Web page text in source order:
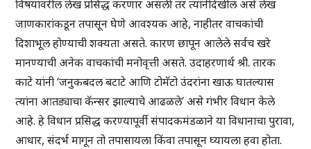
विषयांवरील लेख प्रसिद्ध करणार असली तर त्यांनीदेखील असे लेख
जाणकारांकडून तपासून घेणे आवश्यक आहे, नाहीतर वाचकांची
दिशाभूल होण्याची शक्यता असते. कारण छापून आलेले सर्वच खरे
मानण्याची अनेक वाचकांची मनोवृत्ती असते. उदाहरणार्थ श्री. तारक
काटे यांनी ‘जनुकबदल बटाटे आणि टोमॅटो उंदरांना खाऊ घातल्यास
त्यांना आतड्याचा कॅन्सर झाल्याचे आढळले’ असे गंभीर विधान केले
आहे. हे विधान प्रसिद्ध करण्यापूर्वी संपादकमंडळाने या विधानाचा पुरावा,
आधार, संदर्भ मागून तो तपासायला किंवा तपासून घ्यायला हवा होता.